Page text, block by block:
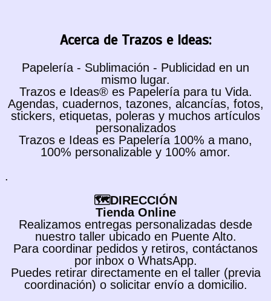
Acerca de Trazos e Ideas:
Papelería - Sublimación - Publicidad en un
mismo lugar.
Trazos e Ideas® es Papelería para tu Vida.
Agendas, cuadernos, tazones, alcancías, fotos,
stickers, etiquetas, poleras y muchos artículos
personalizados
Trazos e Ideas es Papelería 100% a mano,
100% personalizable y 100% amor.
.
🗺️DIRECCIÓN
Tienda Online
Realizamos entregas personalizadas desde
nuestro taller ubicado en Puente Alto.
Para coordinar pedidos y retiros, contáctanos
por inbox o WhatsApp.
Puedes retirar directamente en el taller (previa
coordinación) o solicitar envío a domicilio.